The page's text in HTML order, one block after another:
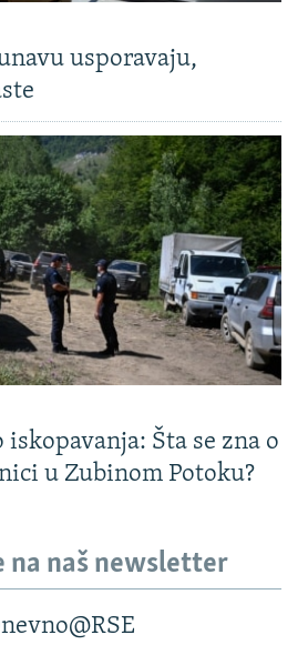
usporavaju,
iskopavanja: Šta se zna o
u Zubinom Potoku?
na naš newsletter